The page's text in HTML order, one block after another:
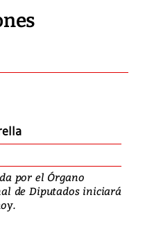
por el Órgano
de Diputados iniciará